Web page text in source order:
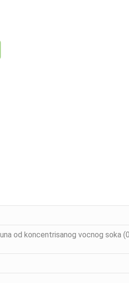
od koncentrisanog vocnog soka